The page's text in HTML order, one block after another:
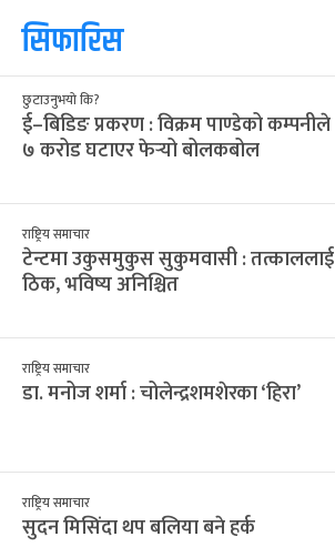
सिफारिस
छुटाउनुभयो कि?
ई–बिडिङ प्रकरण : विक्रम पाण्डेको कम्पनीले
७ करोड घटाएर फेर्‍यो बोलकबोल
राष्ट्रिय समाचार
टेन्टमा उकुसमुकुस सुकुमवासी : तत्काललाई
ठिक, भविष्य अनिश्चित
राष्ट्रिय समाचार
डा. मनोज शर्मा : चोलेन्द्रशमशेरका ‘हिरा’
राष्ट्रिय समाचार
सुदन मिसिंदा थप बलिया बने हर्क